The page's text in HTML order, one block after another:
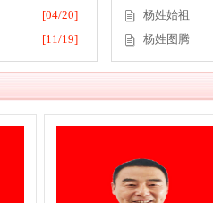
[04/20]
[11/19]
杨姓始祖
杨姓图腾